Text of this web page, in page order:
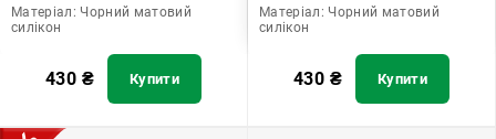
Матеріал: Чорний матовий
силікон
430 ₴ Купити
Матеріал: Чорний матовий
силікон
430 ₴ Купити